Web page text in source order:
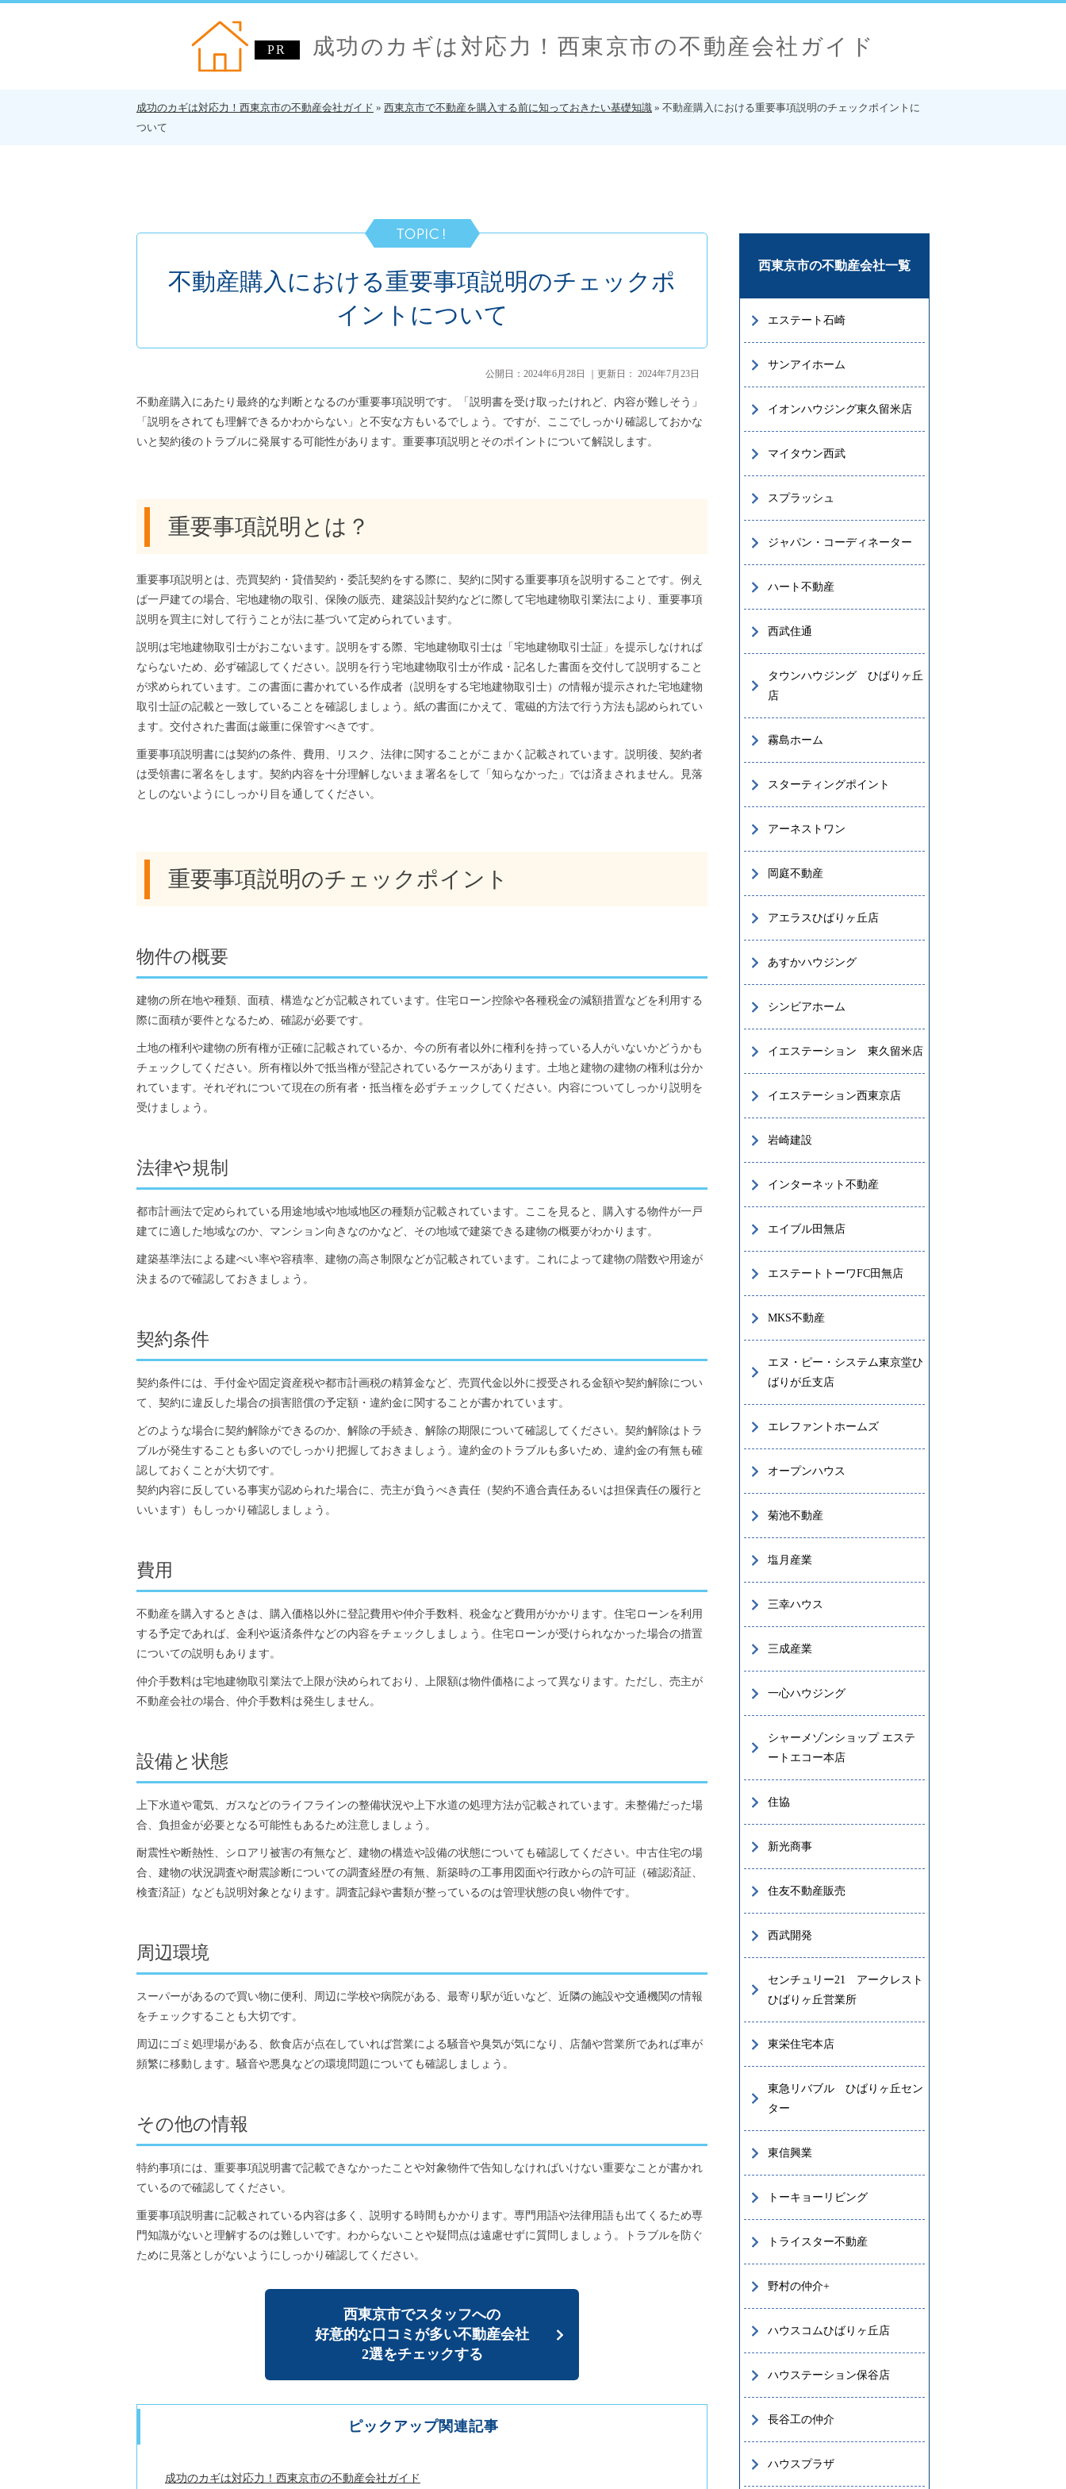
成功のカギは対応力！西東京市の不動産会社ガイド
成功のカギは対応力！西東京市の不動産会社ガイド » 西東京市で不動産を購入する前に知っておきたい基礎知識 » 不動産購入における重要事項説明のチェックポイントに
ついて
不動産購入における重要事項説明のチェックポ
イントについて
公開日： 2024年6月28日 ｜更新日： 2024年7月23日
不動産購入にあたり最終的な判断となるのが重要事項説明です。「説明書を受け取ったけれど、内容が難しそう」
「説明をされても理解できるかわからない」と不安な方もいるでしょう。ですが、ここでしっかり確認しておかな
いと契約後のトラブルに発展する可能性があります。重要事項説明とそのポイントについて解説します。
重要事項説明とは？
重要事項説明とは、売買契約・貸借契約・委託契約をする際に、契約に関する重要事項を説明することです。例え
ば一戸建ての場合、宅地建物の取引、保険の販売、建築設計契約などに際して宅地建物取引業法により、重要事項
説明を買主に対して行うことが法に基づいて定められています。
説明は宅地建物取引士がおこないます。説明をする際、宅地建物取引士は「宅地建物取引士証」を提示しなければ
ならないため、必ず確認してください。説明を行う宅地建物取引士が作成・記名した書面を交付して説明すること
が求められています。この書面に書かれている作成者（説明をする宅地建物取引士）の情報が提示された宅地建物
取引士証の記載と一致していることを確認しましょう。紙の書面にかえて、電磁的方法で行う方法も認められてい
ます。交付された書面は厳重に保管すべきです。
重要事項説明書には契約の条件、費用、リスク、法律に関することがこまかく記載されています。説明後、契約者
は受領書に署名をします。契約内容を十分理解しないまま署名をして「知らなかった」では済まされません。見落
としのないようにしっかり目を通してください。
重要事項説明のチェックポイント
物件の概要
建物の所在地や種類、面積、構造などが記載されています。住宅ローン控除や各種税金の減額措置などを利用する
際に面積が要件となるため、確認が必要です。
土地の権利や建物の所有権が正確に記載されているか、今の所有者以外に権利を持っている人がいないかどうかも
チェックしてください。所有権以外で抵当権が登記されているケースがあります。土地と建物の建物の権利は分か
れています。それぞれについて現在の所有者・抵当権を必ずチェックしてください。内容についてしっかり説明を
受けましょう。
法律や規制
都市計画法で定められている用途地域や地域地区の種類が記載されています。ここを見ると、購入する物件が一戸
建てに適した地域なのか、マンション向きなのかなど、その地域で建築できる建物の概要がわかります。
建築基準法による建ぺい率や容積率、建物の高さ制限などが記載されています。これによって建物の階数や用途が
決まるので確認しておきましょう。
契約条件
契約条件には、手付金や固定資産税や都市計画税の精算金など、売買代金以外に授受される金額や契約解除につい
て、契約に違反した場合の損害賠償の予定額・違約金に関することが書かれています。
どのような場合に契約解除ができるのか、解除の手続き、解除の期限について確認してください。契約解除はトラ
ブルが発生することも多いのでしっかり把握しておきましょう。違約金のトラブルも多いため、違約金の有無も確
認しておくことが大切です。
契約内容に反している事実が認められた場合に、売主が負うべき責任（契約不適合責任あるいは担保責任の履行と
いいます）もしっかり確認しましょう。
費用
不動産を購入するときは、購入価格以外に登記費用や仲介手数料、税金など費用がかかります。住宅ローンを利用
する予定であれば、金利や返済条件などの内容をチェックしましょう。住宅ローンが受けられなかった場合の措置
についての説明もあります。
仲介手数料は宅地建物取引業法で上限が決められており、上限額は物件価格によって異なります。ただし、売主が
不動産会社の場合、仲介手数料は発生しません。
設備と状態
上下水道や電気、ガスなどのライフラインの整備状況や上下水道の処理方法が記載されています。未整備だった場
合、負担金が必要となる可能性もあるため注意しましょう。
耐震性や断熱性、シロアリ被害の有無など、建物の構造や設備の状態についても確認してください。中古住宅の場
合、建物の状況調査や耐震診断についての調査経歴の有無、新築時の工事用図面や行政からの許可証（確認済証、
検査済証）なども説明対象となります。調査記録や書類が整っているのは管理状態の良い物件です。
周辺環境
スーパーがあるので買い物に便利、周辺に学校や病院がある、最寄り駅が近いなど、近隣の施設や交通機関の情報
をチェックすることも大切です。
周辺にゴミ処理場がある、飲食店が点在していれば営業による騒音や臭気が気になり、店舗や営業所であれば車が
頻繁に移動します。騒音や悪臭などの環境問題についても確認しましょう。
その他の情報
特約事項には、重要事項説明書で記載できなかったことや対象物件で告知しなければいけない重要なことが書かれ
ているので確認してください。
重要事項説明書に記載されている内容は多く、説明する時間もかかります。専門用語や法律用語も出てくるため専
門知識がないと理解するのは難しいです。わからないことや疑問点は遠慮せずに質問しましょう。トラブルを防ぐ
ために見落としがないようにしっかり確認してください。
西東京市でスタッフへの
好意的な口コミが多い不動産会社
2選をチェックする
ピックアップ関連記事
成功のカギは対応力！西東京市の不動産会社ガイド
西東京市の不動産会社一覧
エステート石崎
サンアイホーム
イオンハウジング東久留米店
マイタウン西武
スプラッシュ
ジャパン・コーディネーター
ハート不動産
西武住通
タウンハウジング ひばりヶ丘
店
霧島ホーム
スターティングポイント
アーネストワン
岡庭不動産
アエラスひばりヶ丘店
あすかハウジング
シンビアホーム
イエステーション 東久留米店
イエステーション西東京店
岩崎建設
インターネット不動産
エイブル田無店
エステートトーワFC田無店
MKS不動産
エヌ・ピー・システム東京堂ひ
ばりが丘支店
エレファントホームズ
オープンハウス
菊池不動産
塩月産業
三幸ハウス
三成産業
一心ハウジング
シャーメゾンショップ エステ
ートエコー本店
住協
新光商事
住友不動産販売
西武開発
センチュリー21 アークレスト
ひばりヶ丘営業所
東栄住宅本店
東急リバブル ひばりヶ丘セン
ター
東信興業
トーキョーリビング
トライスター不動産
野村の仲介+
ハウスコムひばりヶ丘店
ハウステーション保谷店
長谷工の仲介
ハウスプラザ